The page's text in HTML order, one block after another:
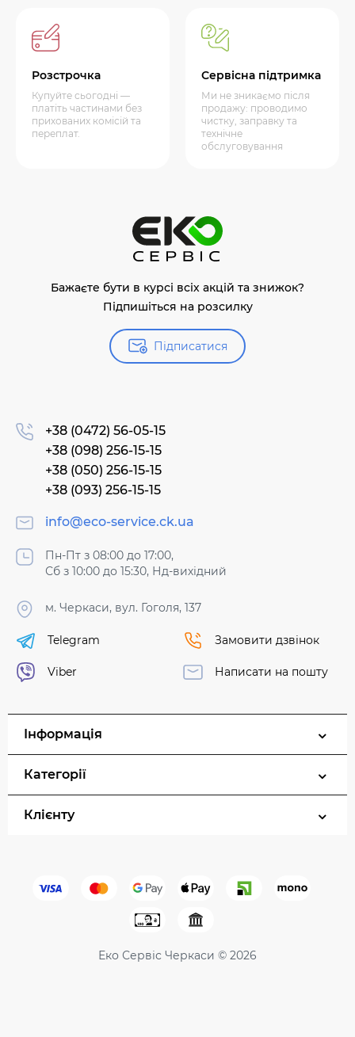
Розстрочка
Купуйте сьогодні —
платіть частинами без
прихованих комісій та
переплат.
Сервісна підтримка
Ми не зникаємо після
продажу: проводимо
чистку, заправку та
технічне
обслуговування
Бажаєте бути в курсі всіх акцій та знижок?
Підпишіться на розсилку
Підписатися
+38 (0472) 56-05-15
+38 (098) 256-15-15
+38 (050) 256-15-15
+38 (093) 256-15-15
info@eco-service.ck.ua
Пн-Пт з 08:00 до 17:00,
Сб з 10:00 до 15:30, Нд-вихідний
м. Черкаси, вул. Гоголя, 137
Telegram
Viber
Замовити дзвінок
Написати на пошту
Інформація
Категорії
Клієнту
Еко Сервіс Черкаси © 2026